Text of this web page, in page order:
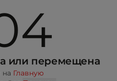
или перемещена
Главную